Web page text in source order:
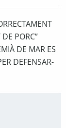
PORC”
DE MAR ES
DEFENSAR-